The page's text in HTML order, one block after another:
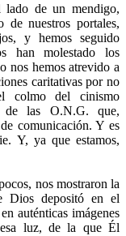
lado de un mendigo,
de nuestros portales,
y hemos seguido
han molestado los
nos hemos atrevido a
caritativas por no
colmo del cinismo
de las O.N.G. que,
comunicación. Y es
Y, ya que estamos,
nos mostraron la
Dios depositó en el
auténticas imágenes
luz, de la que Él